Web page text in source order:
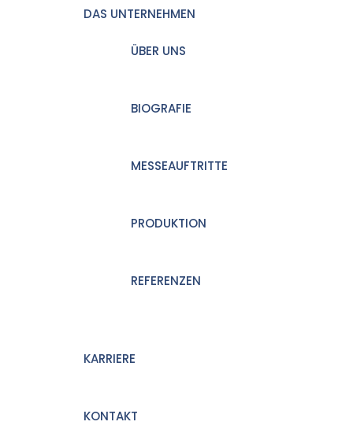
DAS UNTERNEHMEN
ÜBER UNS
BIOGRAFIE
MESSEAUFTRITTE
PRODUKTION
REFERENZEN
KARRIERE
KONTAKT